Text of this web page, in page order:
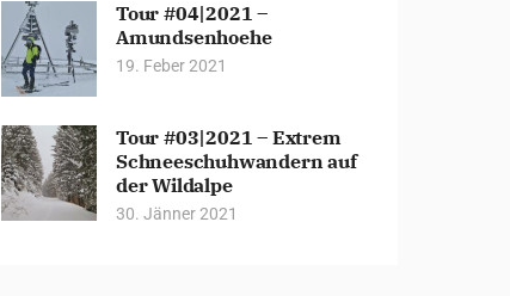
Tour #04|2021 –
Amundsenhoehe
19. Feber 2021
Tour #03|2021 – Extrem
Schneeschuhwandern auf
der Wildalpe
30. Jänner 2021